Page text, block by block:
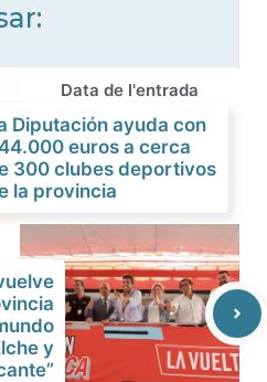
Data de l'entrada
Diputación ayuda con
euros a cerca
300 clubes deportivos
la provincia
y